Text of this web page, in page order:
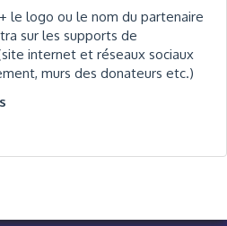
le logo ou le nom du partenaire
sur les supports de
internet et réseaux sociaux
murs des donateurs etc.)